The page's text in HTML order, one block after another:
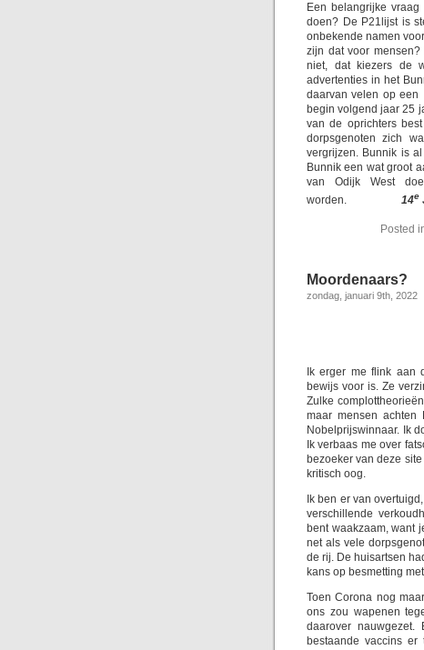
Een belangrijke
doen? De P21lijst is
onbekende namen
zijn dat voor
niet, dat kiezers de
advertenties in het
daarvan velen op een
begin volgend jaar 25
van de oprichters
dorpsgenoten zich
vergrijzen. Bunnik is
Bunnik een wat groot
van Odijk West
worden. 14e
Posted
Moordenaars?
zondag, januari 9th, 2022
Ik erger me flink aan
bewijs voor is. Ze
Zulke
maar mensen achten
Nobelprijswinnaar. Ik
Ik verbaas me over
bezoeker van deze
kritisch oog.
Ik ben er van
verschillende
bent waakzaam, want
net als vele
de rij. De huisartsen
kans op besmetting
Toen Corona nog
ons zou wapenen
daarover
bestaande vaccins er